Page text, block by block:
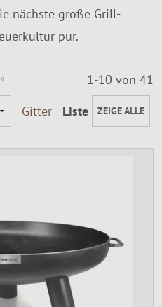
nächste große Grill-
pur.
»
1-10 von 41
Gitter
Liste ZEIGE ALLE